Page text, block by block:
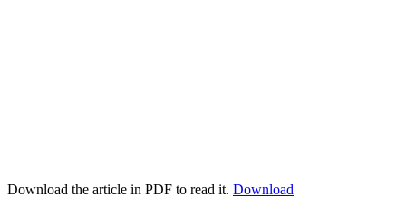
Download the article in PDF to read it. Download